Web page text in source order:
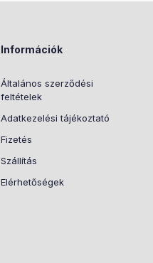
Információk
Általános szerződési
feltételek
Adatkezelési tájékoztató
Fizetés
Szállítás
Elérhetőségek